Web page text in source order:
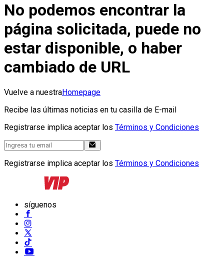
No podemos encontrar la
página solicitada, puede no
estar disponible, o haber
cambiado de URL
Vuelve a nuestraHomepage
Recibe las últimas noticias en tu casilla de E-mail
Registrarse implica aceptar los Términos y Condiciones
Registrarse implica aceptar los Términos y Condiciones
síguenos